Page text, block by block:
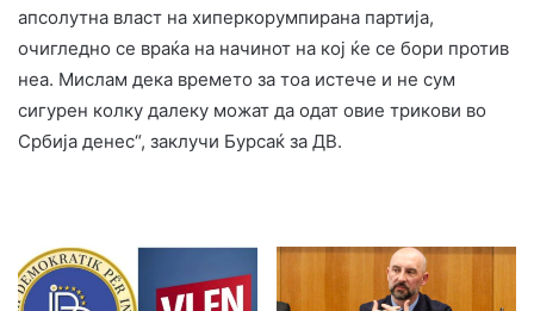
апсолутна власт на хиперкорумпирана партија,
очигледно се враќа на начинот на кој ќе се бори против
неа. Мислам дека времето за тоа истече и не сум
сигурен колку далеку можат да одат овие трикови во
Србија денес“, заклучи Бурсаќ за ДВ.